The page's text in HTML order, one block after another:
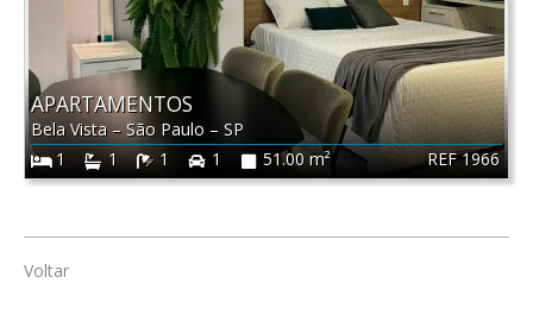
REF 1966
APARTAMENTOS
Bela Vista–São Paulo – SP
1
1 1 1 51.00 m²
Voltar